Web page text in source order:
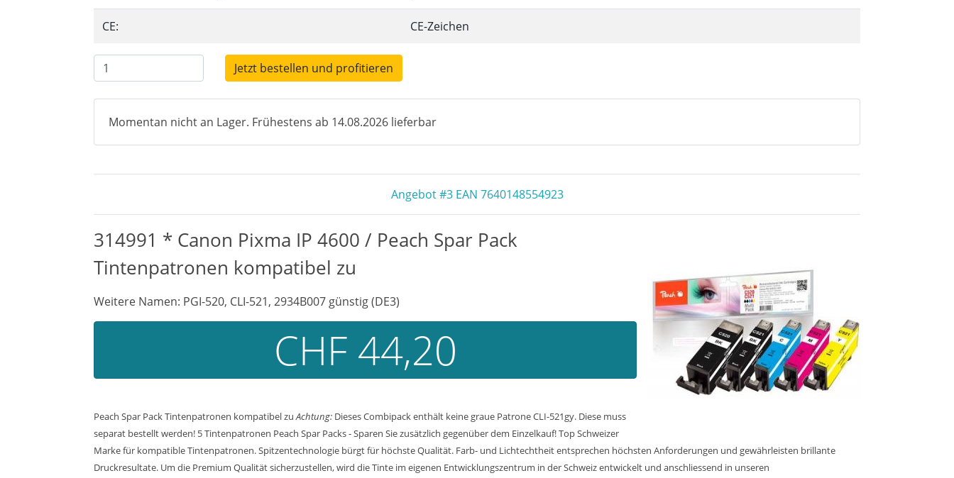
CE: CE-Zeichen
Jetzt bestellen und profitieren
Momentan nicht an Lager. Frühestens ab 14.08.2026 lieferbar
Angebot #3 EAN 7640148554923
314991 * Canon Pixma IP 4600 / Peach Spar Pack
Tintenpatronen kompatibel zu
Weitere Namen: PGI-520, CLI-521, 2934B007 günstig (DE3)
CHF 44,20
Peach Spar Pack Tintenpatronen kompatibel zuAchtung: Dieses Combipack enthält keine graue Patrone CLI-521gy. Diese muss
separat bestellt werden! 5 Tintenpatronen Peach Spar Packs - Sparen Sie zusätzlich gegenüber dem Einzelkauf! Top Schweizer
Marke für kompatible Tintenpatronen. Spitzentechnologie bürgt für höchste Qualität. Farb- und Lichtechtheit entsprechen höchsten Anforderungen und gewährleisten brillante
Druckresultate. Um die Premium Qualität sicherzustellen, wird die Tinte im eigenen Entwicklungszentrum in der Schweiz entwickelt und anschliessend in unseren